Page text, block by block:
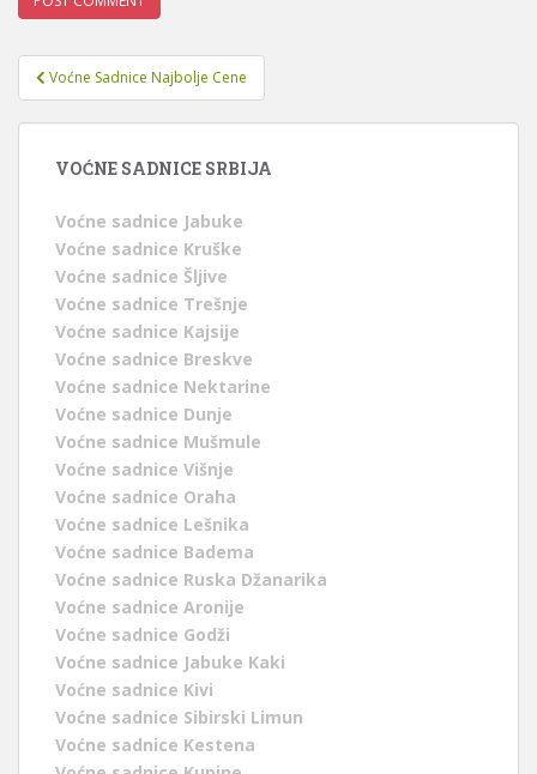
Post
navigation
Voćne Sadnice Najbolje Cene
VOĆNE SADNICE SRBIJA
Voćne sadnice Jabuke
Voćne sadnice Kruške
Voćne sadnice Šljive
Voćne sadnice Trešnje
Voćne sadnice Kajsije
Voćne sadnice Breskve
Voćne sadnice Nektarine
Voćne sadnice Dunje
Voćne sadnice Mušmule
Voćne sadnice Višnje
Voćne sadnice Oraha
Voćne sadnice Lešnika
Voćne sadnice Badema
Voćne sadnice Ruska Džanarika
Voćne sadnice Aronije
Voćne sadnice Godži
Voćne sadnice Jabuke Kaki
Voćne sadnice Kivi
Voćne sadnice Sibirski Limun
Voćne sadnice Kestena